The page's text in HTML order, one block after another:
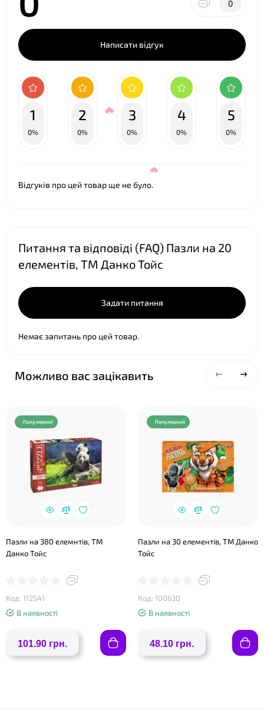
0
Написати відгук
1
0%
2
0%
3
0%
4
0%
5
0%
Відгуків про цей товар ще не було.
Питання та відповіді (FAQ) Пазли на 20
елементів, ТМ Данко Тойс
Задати питання
Немає запитань про цей товар.
Можливо вас зацікавить
Популярний
Пазли на 380 елемнтів, ТМ
Данко Тойс
Код: 112541
В наявності
101.90 грн.
Популярний
Пазли на 30 елементів, ТМ Данко
Тойс
Код: 100630
В наявності
48.10 грн.
❤
❤